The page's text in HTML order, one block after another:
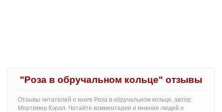
"Роза в обручальном кольце" отзывы
Отзывы читателей о книге Роза в обручальном кольце, автор:
Мортимер Кэрол. Читайте комментарии и мнения людей о